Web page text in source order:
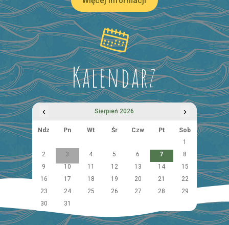
Kalendarz
‹ Sierpień 2026 ›
Ndz Pn Wt Śr Czw Pt
Sob
1
2
3 4 5 6 7
8
9
10 11 12 13 14
15
16
17 18 19 20 21
22
23
24 25 26 27 28
29
30
31